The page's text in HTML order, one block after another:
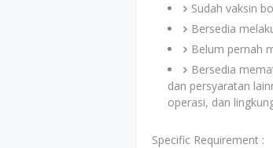
Sudah vaksin
Bersedia
Belum pernah
Bersedia
dan persyaratan
operasi, dan
Specific Requirement :